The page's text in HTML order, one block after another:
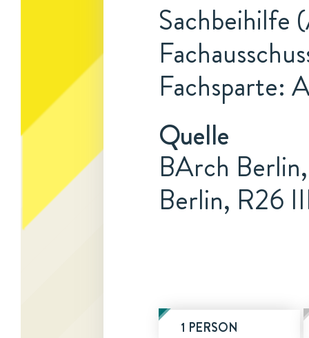
Sachbeihilfe
Fachsparte:
Quelle
BArch
Berlin, R26
1 PERSON